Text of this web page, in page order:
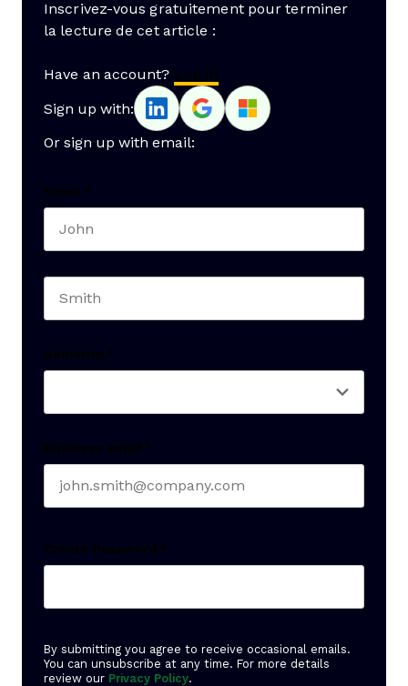
Inscrivez-vous gratuitement pour terminer
la lecture de cet article :
Have an account? Log In
Sign up with:
Or sign up with email:
Name *
Seniority *
Business email *
Create Password *
By submitting you agree to receive occasional emails.
You can unsubscribe at any time. For more details
review our Privacy Policy.